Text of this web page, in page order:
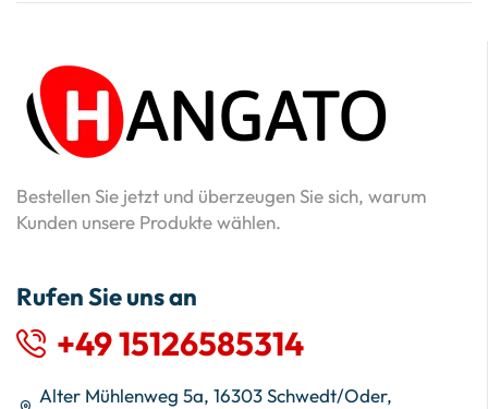
Bestellen Sie jetzt und überzeugen Sie sich, warum
Kunden unsere Produkte wählen.
Rufen Sie uns an
+49 15126585314
Alter Mühlenweg 5a, 16303 Schwedt/Oder,